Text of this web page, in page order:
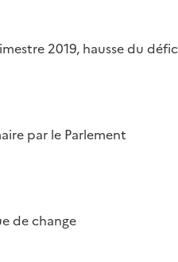
2019, hausse du
par le Parlement
de change